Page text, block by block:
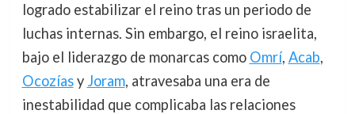
logrado estabilizar el reino tras un periodo de
luchas internas. Sin embargo, el reino israelita,
bajo el liderazgo de monarcas como Omrí, Acab,
Ocozíasy Joram, atravesaba una era de
inestabilidad que complicaba las relaciones